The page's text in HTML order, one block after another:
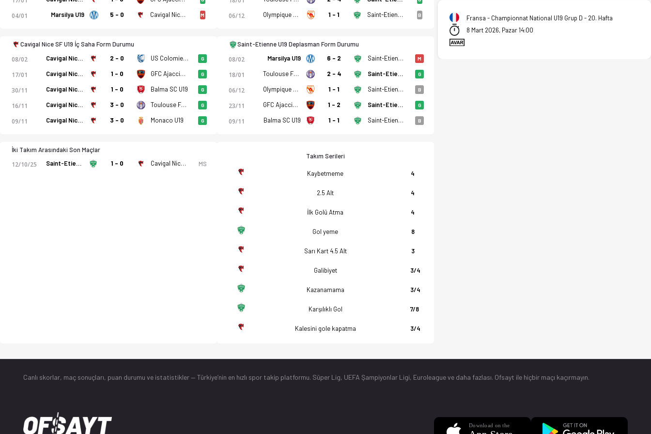
04/01 Marsilya U19 5 - 0 Cavigal Nice SF U19 M 06/12 Olympique Rovenain U19 1 - 1 Saint-Etienne U19 B
Cavigal Nice SF U19 İç Saha Form Durumu
08/02 Cavigal Nice SF U19 2 - 0 US Colomiers U19 G
17/01 Cavigal Nice SF U19 1 - 0 GFC Ajaccio U19 G
30/11 Cavigal Nice SF U19 1 - 0 Balma SC U19 G
16/11 Cavigal Nice SF U19 3 - 0 Toulouse FC U19 G
09/11 Cavigal Nice SF U19 3 - 0 Monaco U19 G
Saint-Etienne U19 Deplasman Form Durumu
08/02 Marsilya U19 6 - 2 Saint-Etienne U19 M
18/01 Toulouse FC U19 2 - 4 Saint-Etienne U19 G
06/12 Olympique Rovenain U19 1 - 1 Saint-Etienne U19 B
23/11 GFC Ajaccio U19 1 - 2 Saint-Etienne U19 G
09/11 Balma SC U19 1 - 1 Saint-Etienne U19 B
İki Takım Arasındaki Son Maçlar
12/10/25 Saint-Etienne U19 1 - 0 Cavigal Nice SF U19 MS
Takım Serileri
Kaybetmeme 4
2.5 Alt 4
İlk Golü Atma 4
Gol yeme 8
Sarı Kart 4.5 Alt 3
Galibiyet 3/4
Kazanamama 3/4
Karşılıklı Gol 7/8
Kalesini gole kapatma 3/4
Fransa - Championnat National U19 Grup D - 20. Hafta
8 Mart 2026, Pazar 14:00
Canlı skorlar, maç sonuçları, puan durumu ve istatistikler — Türkiye’nin en hızlı spor takip platformu. Süper Lig, UEFA Şampiyonlar Ligi, Euroleague ve daha fazlası. Ofsayt ile hiçbir maçı kaçırmayın.